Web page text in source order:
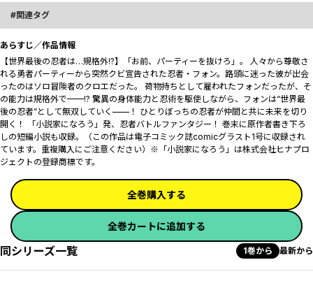
関連タグ
あらすじ／作品情報
【世界最後の忍者は…規格外!?】「お前、パーティーを抜けろ」。 人々から尊敬さ
れる勇者パーティーから突然クビ宣告された忍者・フォン。路頭に迷った彼が出会
ったのはソロ冒険者のクロエだった。 荷物持ちとして雇われたフォンだったが、そ
の能力は規格外で——!? 驚異の身体能力と忍術を駆使しながら、フォンは“世界最
後の忍者”として無双していく——！ ひとりぼっちの忍者が仲間と共に未来を切り
開く！ 「小説家になろう」発、忍者バトルファンタジー！ 巻末に原作者書き下ろ
しの短編小説も収録。（この作品は電子コミック誌comicグラスト1号に収録され
ています。重複購入にご注意ください）※「小説家になろう」は株式会社ヒナプロ
ジェクトの登録商標です。
全巻購入する
全巻カートに追加する
同シリーズ一覧 1巻から 最新から